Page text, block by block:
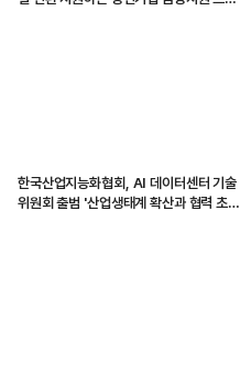
한국산업지능화협회, AI 데이터센터 기술
위원회 출범 '산업생태계 확산과 협력 초